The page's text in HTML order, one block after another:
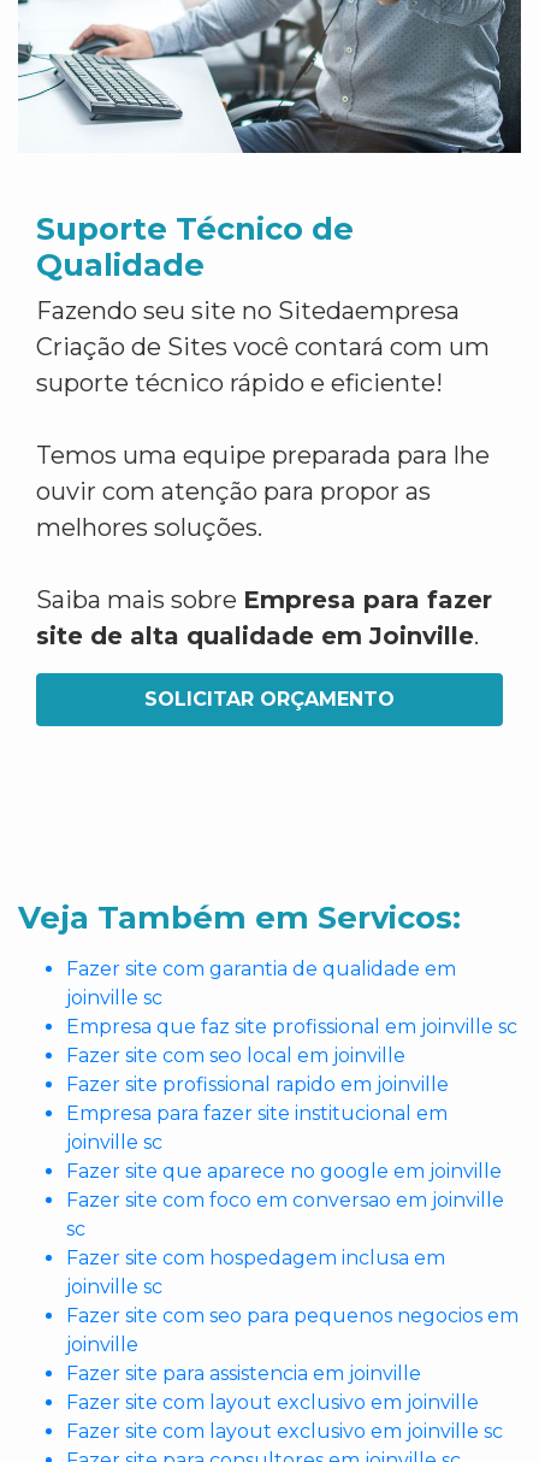
Suporte Técnico de
Qualidade
Fazendo seu site no Sitedaempresa
Criação de Sites você contará com um
suporte técnico rápido e eficiente!
Temos uma equipe preparada para lhe
ouvir com atenção para propor as
melhores soluções.
Saiba mais sobre Empresa para fazer
site de alta qualidade em Joinville.
SOLICITAR ORÇAMENTO
Veja Também em Servicos:
Fazer site com garantia de qualidade em
joinville sc
Empresa que faz site profissional em joinville sc
Fazer site com seo local em joinville
Fazer site profissional rapido em joinville
Empresa para fazer site institucional em
joinville sc
Fazer site que aparece no google em joinville
Fazer site com foco em conversao em joinville
sc
Fazer site com hospedagem inclusa em
joinville sc
Fazer site com seo para pequenos negocios em
joinville
Fazer site para assistencia em joinville
Fazer site com layout exclusivo em joinville
Fazer site com layout exclusivo em joinville sc